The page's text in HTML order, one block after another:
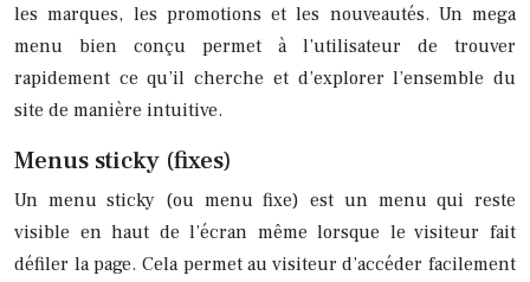
les marques, les promotions et les nouveautés. Un mega
menu bien conçu permet à l’utilisateur de trouver
rapidement ce qu’il cherche et d’explorer l’ensemble du
site de manière intuitive.
Menus sticky (fixes)
Un menu sticky (ou menu fixe) est un menu qui reste
visible en haut de l’écran même lorsque le visiteur fait
défiler la page. Cela permet au visiteur d’accéder facilement